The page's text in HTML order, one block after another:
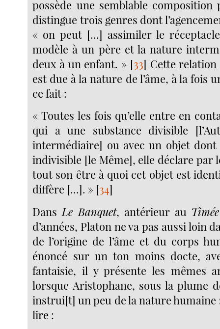
possède une semblable composition
distingue trois genres dont
« on peut [...] assimiler le
modèle à un père et la nature
deux à un enfant. » [33] Cette relation
est due à la nature de l’âme, à la fois
ce fait :
« Toutes les fois qu’elle entre en
qui a une substance divisible
intermédiaire] ou avec un objet dont
indivisible [le Même], elle déclare par
tout son être à quoi cet objet est
diffère [...]. » [34]
DansLe Banquet, antérieur au Timée
d’années, Platon ne va pas aussi loin
de l’origine de l’âme et du corps
énoncé sur un ton moins docte,
fantaisie, il y présente les mêmes
lorsque Aristophane, sous la plume
instrui[t] un peu de la nature humaine
lire :